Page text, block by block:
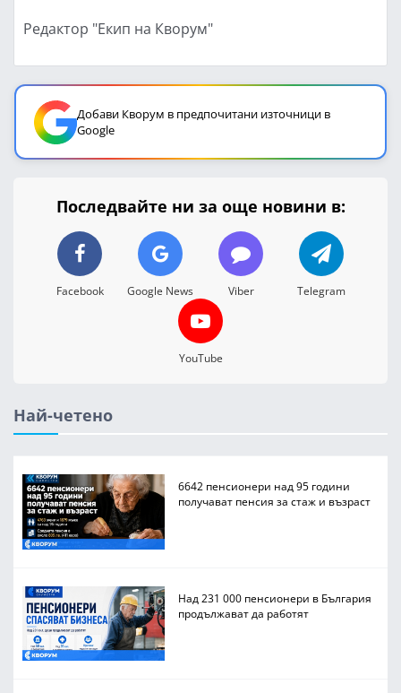
Редактор "Екип на Кворум"
Добави Кворум в предпочитани източници в
Google
Последвайте ни за още новини в:
Facebook Google News Viber Telegram
YouTube
Най-четено
6642 пенсионери над 95 години
получават пенсия за стаж и възраст
Над 231 000 пенсионери в България
продължават да работят